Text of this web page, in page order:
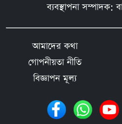
ব্যবস্থাপনা সম্পাদক:
আমাদের কথা
গোপনীয়তা নীতি
বিজ্ঞাপন মূল্য